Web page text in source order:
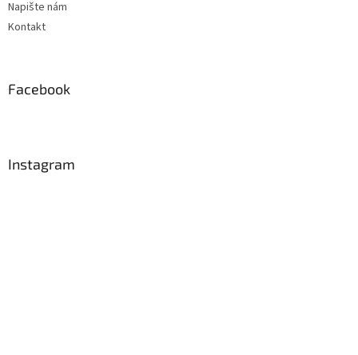
Napište nám
Kontakt
Facebook
Instagram